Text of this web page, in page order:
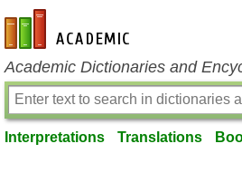
en-academic.com
Academic Dictionaries and
Interpretations Translations